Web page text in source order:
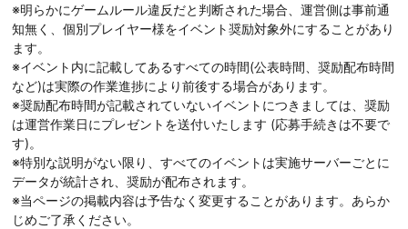
※明らかにゲームルール違反だと判断された場合、運営側は事前通
知無く、個別プレイヤー様をイベント奨励対象外にすることがあり
ます。
※イベント内に記載してあるすべての時間(公表時間、奨励配布時間
など)は実際の作業進捗により前後する場合があります。
※奨励配布時間が記載されていないイベントにつきましては、奨励
は運営作業日にプレゼントを送付いたします (応募手続きは不要で
す)。
※特別な説明がない限り、すべてのイベントは実施サーバーごとに
データが統計され、奨励が配布されます。
※当ページの掲載内容は予告なく変更することがあります。あらか
じめご了承ください。